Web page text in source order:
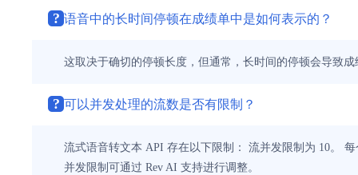
? 语音中的长时间停顿在成绩单中是如何表示的？
这取决于确切的停顿长度，但通常，长时间的停顿会导致
? 可以并发处理的流数是否有限制？
流式语音转文本 API 存在以下限制： 流并发限制为 10。
并发限制可通过 Rev AI 支持进行调整。